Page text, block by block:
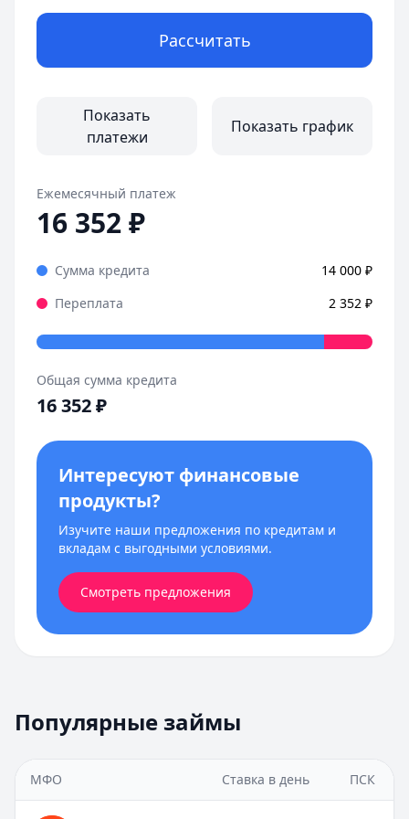
Рассчитать
Показать
платежи
Показать график
Ежемесячный платеж
16 352₽
Сумма кредита 14 000 ₽
Переплата
2 352 ₽
Общая сумма кредита
16 352₽
Интересуют финансовые
продукты?
Изучите наши предложения по кредитам и
вкладам с выгодными условиями.
Смотреть предложения
Популярные займы
МФО Ставка в день ПСК